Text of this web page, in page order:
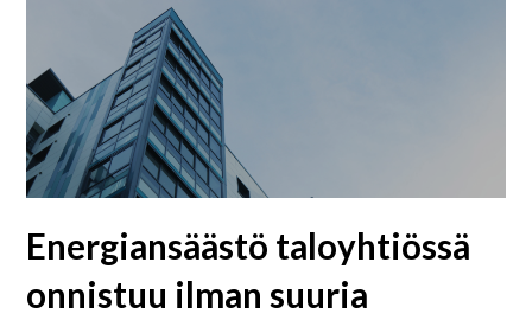
Energiansäästö taloyhtiössä
onnistuu ilman suuria